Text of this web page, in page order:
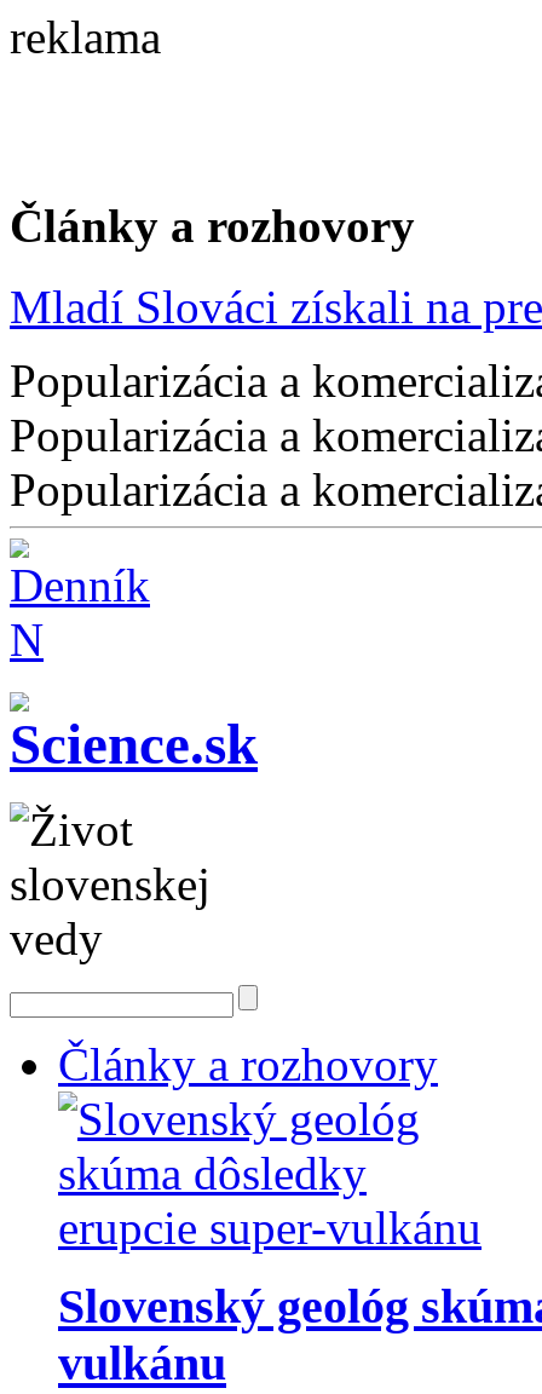
reklama
Články a rozhovory
Mladí Slováci získali na
Popularizácia a
Popularizácia a
Popularizácia a
Články a rozhovory
Slovenský geológ
vulkánu